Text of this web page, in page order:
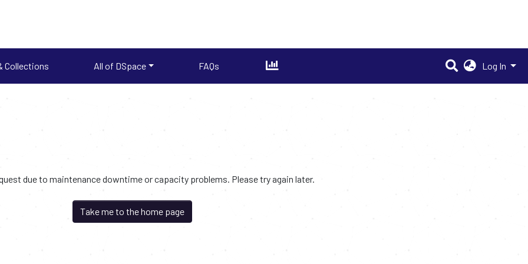
Collections All of DSpace FAQs Log In
due to maintenance downtime or capacity problems. Please try again later.
Take me to the home page